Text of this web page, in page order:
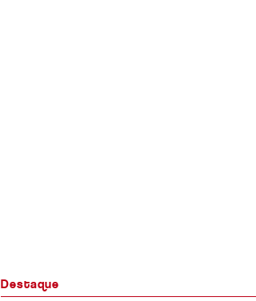
Destaque